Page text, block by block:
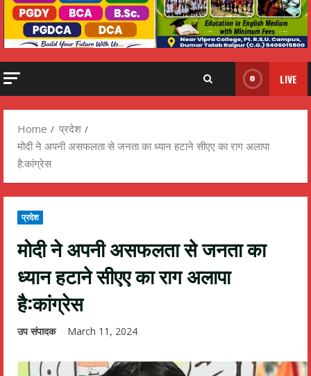
LIVE
Home
प्रदेश
मोदी ने अपनी असफलता से जनता का ध्यान हटाने सीएए का राग अलापा
है:कांग्रेस
प्रदेश
मोदी ने अपनी असफलता से जनता का
ध्यान हटाने सीएए का राग अलापा
है:कांग्रेस
उप संपादक March 11, 2024